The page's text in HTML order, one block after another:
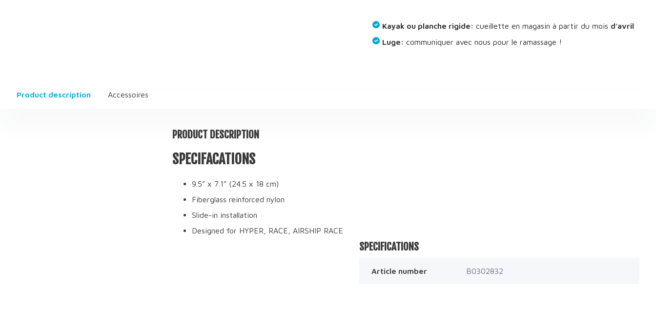
Kayak ou planche rigide: cueillette en magasin à partir du mois d'avril
Luge: communiquer avec nous pour le ramassage !
Product description Accessoires
PRODUCT DESCRIPTION
SPECIFACATIONS
9.5” x 7.1” (24.5 x 18 cm)
Fiberglass reinforced nylon
Slide-in installation
Designed for HYPER, RACE, AIRSHIP RACE
SPECIFICATIONS
Article number B0302832